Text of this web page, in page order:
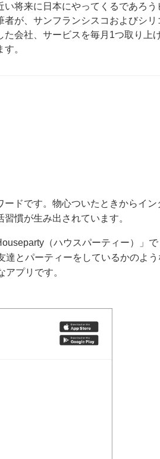
将来に日本にやってくるであろう
が、サンフランシスコおよびシリ
会社、サービスを毎月1つ取り上
。
ドです。物心ついたときからイン
慣が生み出されています。
（ハウスパーティー）」で
達とパーティーをしているかのよう
プリです。